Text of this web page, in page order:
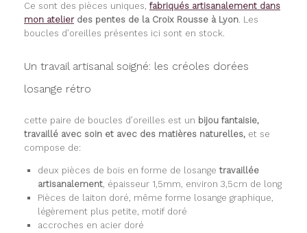
Ce sont des pièces uniques, fabriqués artisanalement dans
mon atelierdes pentes de la Croix Rousse à Lyon . Les
boucles d’oreilles présentes ici sont en stock.
Un travail artisanal soigné: les créoles dorées
losange rétro
cette paire de boucles d’oreilles est un bijou fantaisie,
travaillé avec soin et avec des matières naturelles, et se
compose de:
deux pièces de bois en forme de losange travaillée
artisanalement, épaisseur 1,5mm, environ 3,5cm de long
Pièces de laiton doré, même forme losange graphique,
légèrement plus petite, motif doré
accroches en acier doré